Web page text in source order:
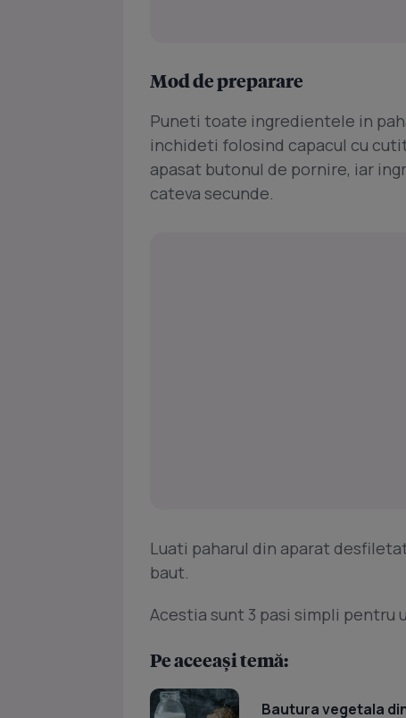
Mod de preparare
Puneti toate ingredientele in
inchideti folosind capacul cu
apasat butonul de pornire, iar
cateva secunde.
Luati paharul din aparat
baut.
Acestia sunt 3 pasi simpli pentru
Pe aceeași temă:
Bautura vegetala